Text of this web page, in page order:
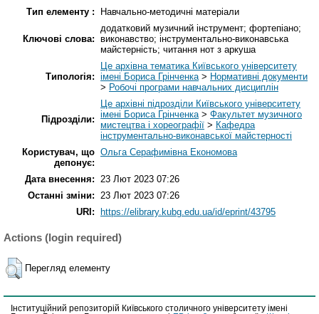
Тип елементу : Навчально-методичні матеріали
Ключові слова:
додатковий музичний інструмент; фортепіано;
виконавство; інструментально-виконавська
майстерність; читання нот з аркуша
Типологія:
Це архівна тематика Київського університету
імені Бориса Грінченка> Нормативні документи
> Робочі програми навчальних дисциплін
Підрозділи:
Це архівні підрозділи Київського університету
імені Бориса Грінченка> Факультет музичного
мистецтва і хореографії > Кафедра
інструментально-виконавської майстерності
Користувач, що
депонує:
Ольга Серафимівна Економова
Дата внесення: 23 Лют 2023 07:26
Останні зміни: 23 Лют 2023 07:26
URI:
https://elibrary.kubg.edu.ua/id/eprint/43795
Actions (login required)
Перегляд елементу
Інституційний репозиторій Київського столичного університету імені